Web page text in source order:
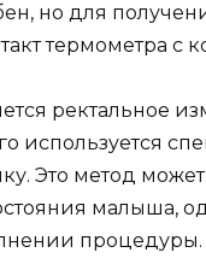
но для
термометра с
ректальное
используется
Это метод
малыша,
процедуры.